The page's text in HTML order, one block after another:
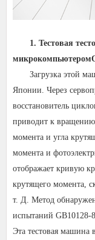
1. Тестовая
микрокомпьютером
Загрузка этой
Японии. Через
восстановитель
приводит к
момента и угла
момента и
отображает кривую
крутящего момента,
т. Д. Метод
испытаний GB10128-
Эта тестовая машина